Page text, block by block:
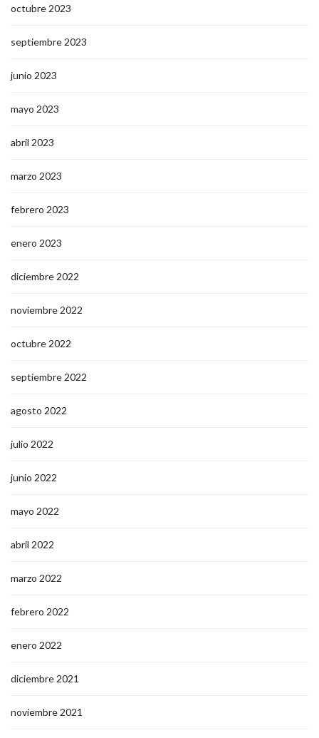
octubre 2023
septiembre 2023
junio 2023
mayo 2023
abril 2023
marzo 2023
febrero 2023
enero 2023
diciembre 2022
noviembre 2022
octubre 2022
septiembre 2022
agosto 2022
julio 2022
junio 2022
mayo 2022
abril 2022
marzo 2022
febrero 2022
enero 2022
diciembre 2021
noviembre 2021